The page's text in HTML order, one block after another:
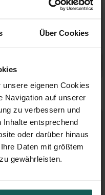
Über Cookies
eigenen Cookies
Navigation auf unserer
zu verbessern und
Inhalte entsprechend
oder darüber hinaus
Daten mit größtem
gewährleisten.
und Pflanzenmotiv